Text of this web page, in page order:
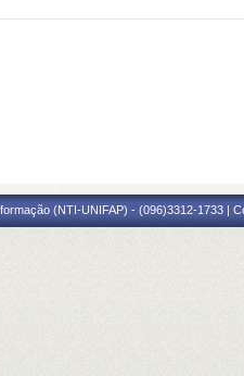
(NTI-UNIFAP) - (096)3312-1733 |